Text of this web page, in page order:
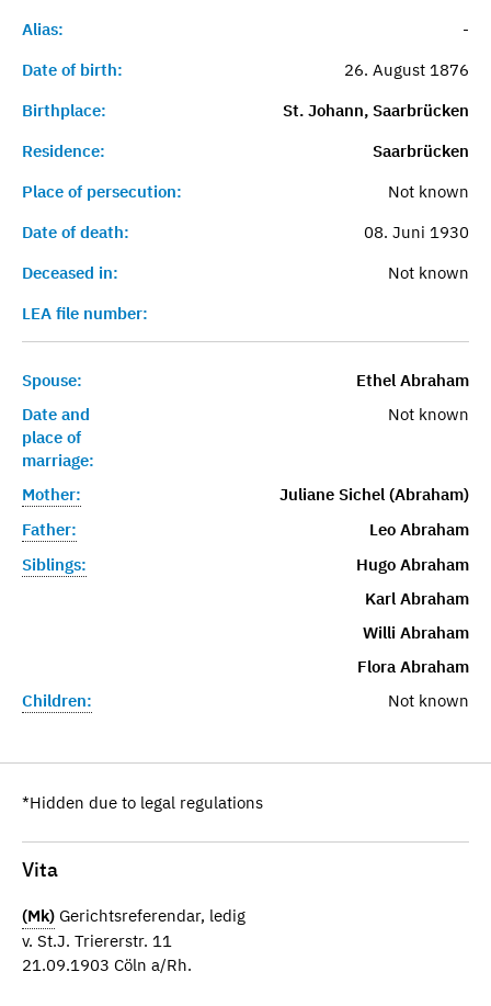
Alias:
-
Date of birth:
26. August 1876
Birthplace:
St. Johann, Saarbrücken
Residence:
Saarbrücken
Place of persecution:
Not known
Date of death:
08. Juni 1930
Deceased in:
Not known
LEA file number:
Spouse:
Ethel Abraham
Date and
place of
marriage:
Not known
Mother:
Juliane Sichel (Abraham)
Father:
Leo Abraham
Siblings:
Hugo Abraham
Karl Abraham
Willi Abraham
Flora Abraham
Children:
Not known
*Hidden due to legal regulations
Vita
(Mk) Gerichtsreferendar, ledig
v. St.J. Triererstr. 11
21.09.1903 Cöln a/Rh.